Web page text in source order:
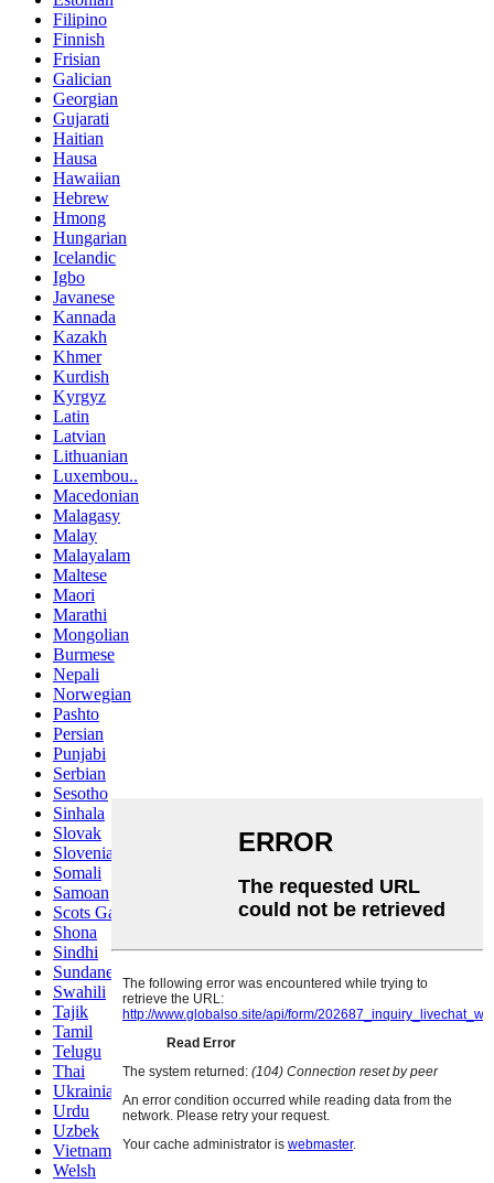
Filipino
Finnish
Frisian
Galician
Georgian
Gujarati
Haitian
Hausa
Hawaiian
Hebrew
Hmong
Hungarian
Icelandic
Igbo
Javanese
Kannada
Kazakh
Khmer
Kurdish
Kyrgyz
Latin
Latvian
Lithuanian
Luxembou..
Macedonian
Malagasy
Malay
Malayalam
Maltese
Maori
Marathi
Mongolian
Burmese
Nepali
Norwegian
Pashto
Persian
Punjabi
Serbian
Sesotho
Sinhala
Slovak
Slovenian
Somali
Samoan
Scots Gaelic
Shona
Sindhi
Sundanese
Swahili
Tajik
Tamil
Telugu
Thai
Ukrainian
Urdu
Uzbek
Vietnamese
Welsh